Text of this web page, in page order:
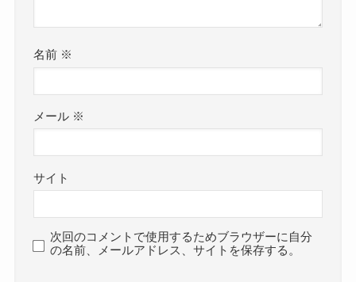
名前 ※
メール ※
サイト
次回のコメントで使用するためブラウザーに自分
の名前、メールアドレス、サイトを保存する。